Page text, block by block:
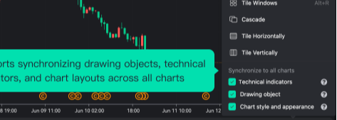
مؤشرات ذات صلة